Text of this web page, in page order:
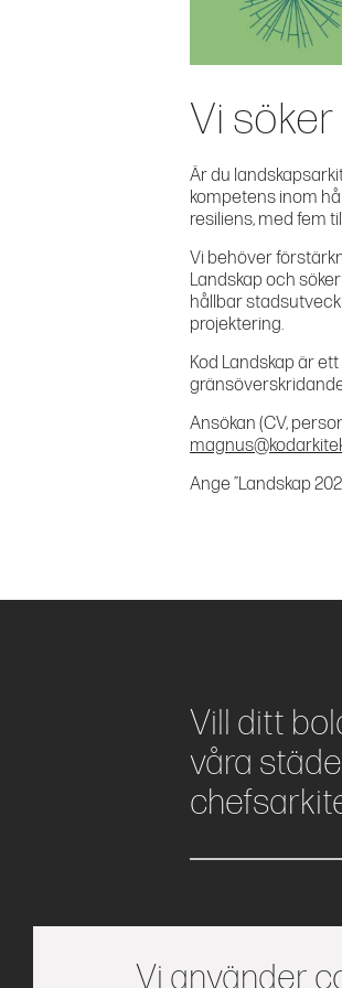
Vi
Är du
kompetens inom
resiliens, med fem
Vi behöver
Landskap och
hållbar
projektering.
Kod Landskap är
Ansökan (CV,
Ange ”Landskap
Vi använder
Vill ditt
våra